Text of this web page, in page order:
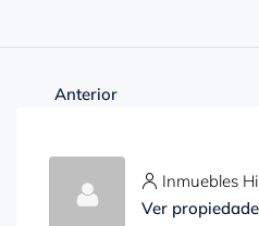
Anterior
Inmuebles
Ver